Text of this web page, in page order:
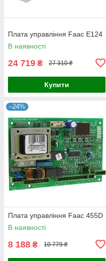
Плата управління Faac E124
В наявності
24 719 ₴ 27 310 ₴
Купити
–24%
Плата управління Faac 455D
В наявності
8 188 ₴ 10 779 ₴